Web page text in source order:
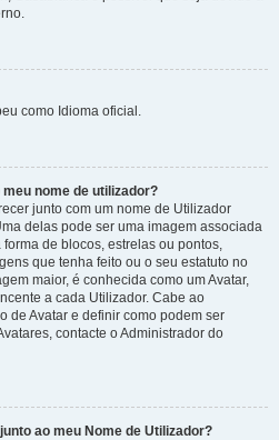
como Idioma oficial.
nome de utilizador?
junto com um nome de Utilizador
delas pode ser uma imagem associada
de blocos, estrelas ou pontos,
que tenha feito ou o seu estatuto no
maior, é conhecida como um Avatar,
a cada Utilizador. Cabe ao
de Avatar e definir como podem ser
contacte o Administrador do
ao meu Nome de Utilizador?